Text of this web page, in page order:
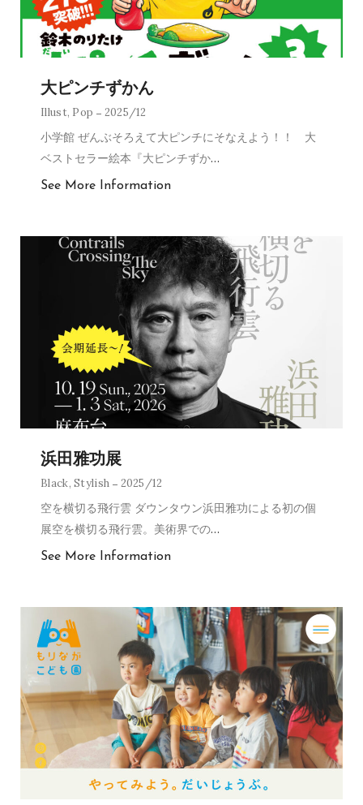
大ピンチずかん
Illust, Pop 2025/12
小学館 ぜんぶそろえて大ピンチにそなえよう！！ 大
ベストセラー絵本『大ピンチずか…
See More Information
浜田雅功展
Black,Stylish 2025/12
空を横切る飛行雲 ダウンタウン浜田雅功による初の個
展空を横切る飛行雲。美術界での…
See More Information